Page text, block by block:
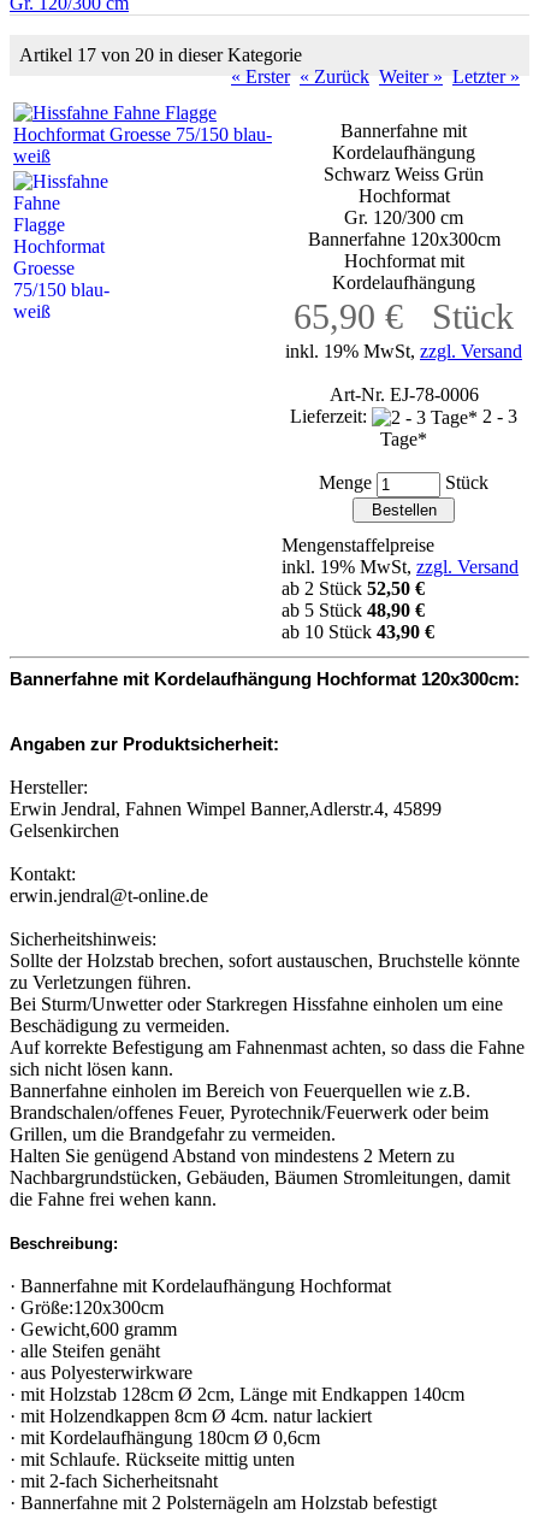
Artikel 17 von 20 in dieser Kategorie
« Erster « Zurück Weiter » Letzter »
Bannerfahne mit
Kordelaufhängung
Schwarz Weiss Grün
Hochformat
Gr. 120/300 cm
Bannerfahne 120x300cm
Hochformat mit
Kordelaufhängung
65,90 € Stück
inkl. 19% MwSt, zzgl. Versand
Art-Nr. EJ-78-0006
Lieferzeit:
2 - 3
Tage*
Menge Stück
Mengenstaffelpreise
inkl. 19% MwSt, zzgl. Versand
ab 2 Stück 52,50 €
ab 5 Stück 48,90 €
ab 10 Stück 43,90 €
Bannerfahne mit Kordelaufhängung Hochformat 120x300cm:
Angaben zur Produktsicherheit:
Hersteller:
Erwin Jendral, Fahnen Wimpel Banner,Adlerstr.4, 45899
Gelsenkirchen
Kontakt:
erwin.jendral@t-online.de
Sicherheitshinweis:
Sollte der Holzstab brechen, sofort austauschen, Bruchstelle könnte
zu Verletzungen führen.
Bei Sturm/Unwetter oder Starkregen Hissfahne einholen um eine
Beschädigung zu vermeiden.
Auf korrekte Befestigung am Fahnenmast achten, so dass die Fahne
sich nicht lösen kann.
Bannerfahne einholen im Bereich von Feuerquellen wie z.B.
Brandschalen/offenes Feuer, Pyrotechnik/Feuerwerk oder beim
Grillen, um die Brandgefahr zu vermeiden.
Halten Sie genügend Abstand von mindestens 2 Metern zu
Nachbargrundstücken, Gebäuden, Bäumen Stromleitungen, damit
die Fahne frei wehen kann.
Beschreibung:
· Bannerfahne mit Kordelaufhängung Hochformat
· Größe:120x300cm
· Gewicht,600 gramm
· alle Steifen genäht
· aus Polyesterwirkware
· mit Holzstab 128cm Ø 2cm, Länge mit Endkappen 140cm
· mit Holzendkappen 8cm Ø 4cm. natur lackiert
· mit Kordelaufhängung 180cm Ø 0,6cm
· mit Schlaufe. Rückseite mittig unten
· mit 2-fach Sicherheitsnaht
· Bannerfahne mit 2 Polsternägeln am Holzstab befestigt